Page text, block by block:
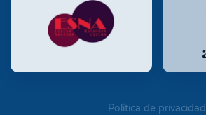
Política de privacidad